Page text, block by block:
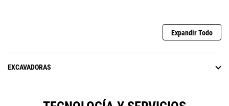
Expandir Todo
EXCAVADORAS